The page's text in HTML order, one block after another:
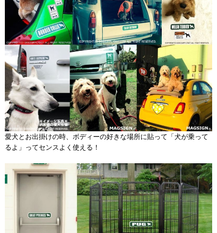
愛犬とお出掛けの時、ボディーの好きな場所に貼って「犬が乗って
るよ」ってセンスよく使える！